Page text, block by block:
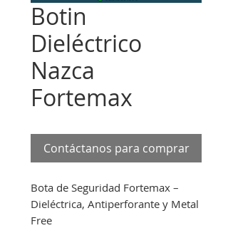
Botin
Dieléctrico
Nazca
Fortemax
Contáctanos para comprar
Bota de Seguridad Fortemax –
Dieléctrica, Antiperforante y Metal
Free